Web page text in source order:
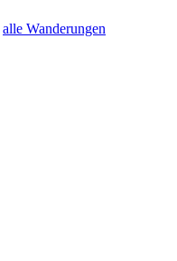
alle Wanderungen